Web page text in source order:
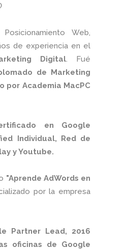
Web,
de experiencia en el
Digital. Fué
de Marketing
por Academia MacPC
en Google
Individual, Red de
y Youtube.
"Aprende AdWords en
por la empresa
Partner Lead, 2016
oficinas de Google